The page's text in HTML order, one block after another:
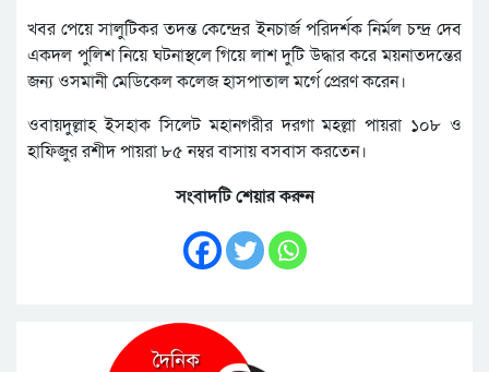
খবর পেয়ে সালুটিকর তদন্ত কেন্দ্রের ইনচার্জ পরিদর্শক নির্মল চন্দ্র দেব
একদল পুলিশ নিয়ে ঘটনাস্থলে গিয়ে লাশ দুটি উদ্ধার করে ময়নাতদন্তের
জন্য ওসমানী মেডিকেল কলেজ হাসপাতাল মর্গে প্রেরণ করেন।
ওবায়দুল্লাহ ইসহাক সিলেট মহানগরীর দরগা মহল্লা পায়রা ১০৮ ও
হাফিজুর রশীদ পায়রা ৮৫ নম্বর বাসায় বসবাস করতেন।
সংবাদটি শেয়ার করুন